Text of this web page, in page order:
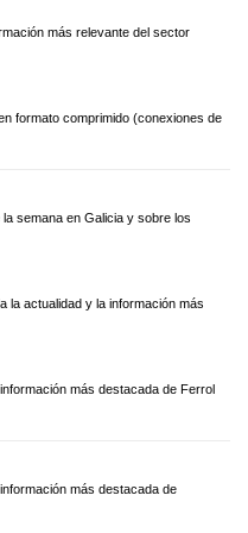
más relevante del sector
formato comprimido (conexiones de
semana en Galicia y sobre los
la actualidad y la información más
más destacada de Ferrol
más destacada de